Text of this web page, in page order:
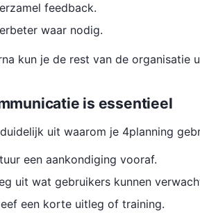
feedback.
waar nodig.
kun je de rest van de organisatie
is essentieel
uit waarom je 4planning
een aankondiging vooraf.
uit wat gebruikers kunnen
een korte uitleg of training.